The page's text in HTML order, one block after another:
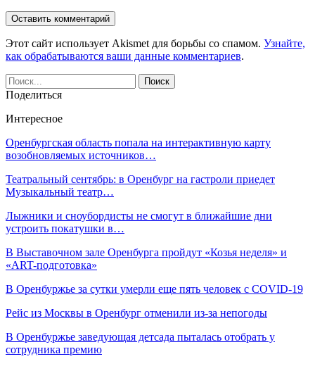
Этот сайт использует Akismet для борьбы со спамом. Узнайте,
как обрабатываются ваши данные комментариев.
Поделиться
Интересное
Оренбургская область попала на интерактивную карту
возобновляемых источников…
Театральный сентябрь: в Оренбург на гастроли приедет
Музыкальный театр…
Лыжники и сноубордисты не смогут в ближайшие дни
устроить покатушки в…
В Выставочном зале Оренбурга пройдут «Козья неделя» и
«ART-подготовка»
В Оренбуржье за сутки умерли еще пять человек с COVID-19
Рейс из Москвы в Оренбург отменили из-за непогоды
В Оренбуржье заведующая детсада пыталась отобрать у
сотрудника премию